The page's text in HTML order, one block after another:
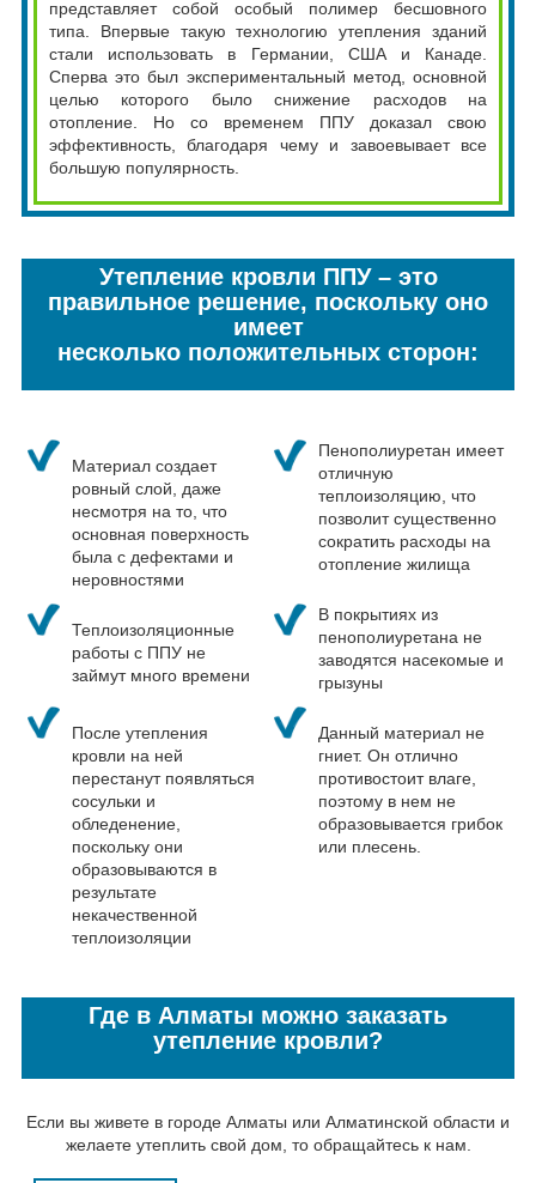
представляет собой особый полимер бесшовного
типа. Впервые такую технологию утепления зданий
стали использовать в Германии, США и Канаде.
Сперва это был экспериментальный метод, основной
целью которого было снижение расходов на
отопление. Но со временем ППУ доказал свою
эффективность, благодаря чему и завоевывает все
большую популярность.
Утепление кровли ППУ – это
правильное решение, поскольку оно
имеет
несколько положительных сторон:
Материал создает
ровный слой, даже
несмотря на то, что
основная поверхность
была с дефектами и
неровностями
Пенополиуретан имеет
отличную
теплоизоляцию, что
позволит существенно
сократить расходы на
отопление жилища
Теплоизоляционные
работы с ППУ не
займут много времени
В покрытиях из
пенополиуретана не
заводятся насекомые и
грызуны
После утепления
кровли на ней
перестанут появляться
сосульки и
обледенение,
поскольку они
образовываются в
результате
некачественной
теплоизоляции
Данный материал не
гниет. Он отлично
противостоит влаге,
поэтому в нем не
образовывается грибок
или плесень.
Где в Алматы можно заказать
утепление кровли?
Если вы живете в городе Алматы или Алматинской области и
желаете утеплить свой дом, то обращайтесь к нам.